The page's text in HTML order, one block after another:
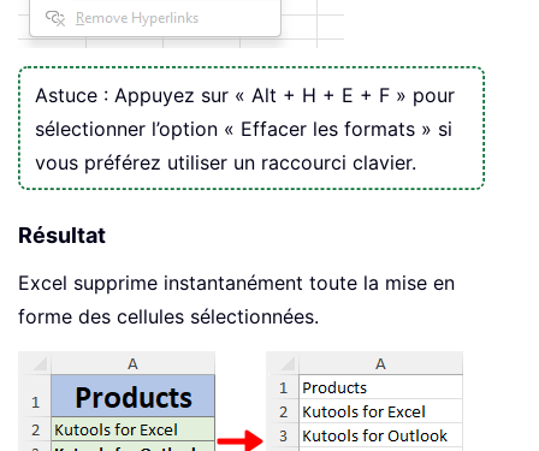
Astuce : Appuyez sur « Alt + H + E + F » pour
sélectionner l’option « Effacer les formats » si
vous préférez utiliser un raccourci clavier.
Résultat
Excel supprime instantanément toute la mise en
forme des cellules sélectionnées.